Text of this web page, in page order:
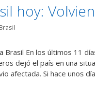
hoy:
Brasil En los últimos 11
dejó el país en una
afectada. Si hace unos